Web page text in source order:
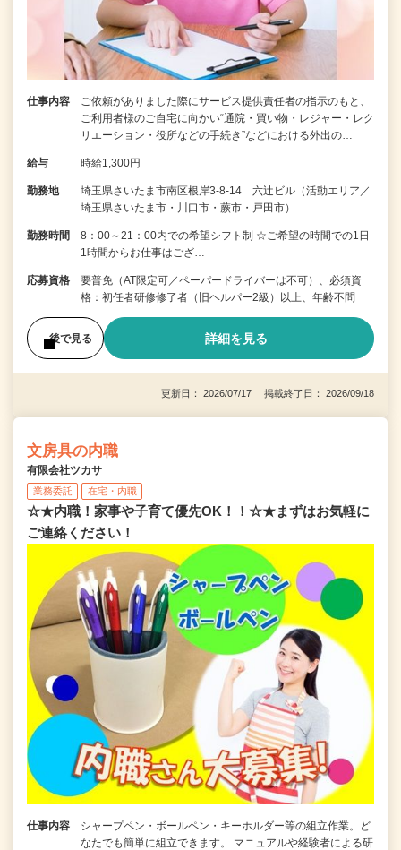
仕事内容
ご依頼がありました際にサービス提供責任者の指示のもと、
ご利用者様のご自宅に向かい“通院・買い物・レジャー・レク
リエーション・役所などの手続き”などにおける外出の…
給与 時給1,300円
勤務地
埼玉県さいたま市南区根岸3-8-14 六辻ビル（活動エリア／
埼玉県さいたま市・川口市・蕨市・戸田市）
勤務時間
8：00～21：00内での希望シフト制 ☆ご希望の時間での1日
1時間からお仕事はござ…
応募資格
要普免（AT限定可／ペーパードライバーは不可）、必須資
格：初任者研修修了者（旧ヘルパー2級）以上、年齢不問
後で見る 詳細を見る
更新日： 2026/07/17 掲載終了日： 2026/09/18
文房具の内職
有限会社ツカサ
業務委託 在宅・内職
☆★内職！家事や子育て優先OK！！☆★まずはお気軽に
ご連絡ください！
仕事内容
シャープペン・ボールペン・キーホルダー等の組立作業。ど
なたでも簡単に組立できます。 マニュアルや経験者による研